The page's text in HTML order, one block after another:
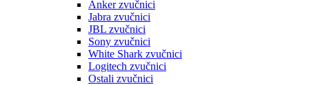
Anker zvučnici
Jabra zvučnici
JBL zvučnici
Sony zvučnici
White Shark zvučnici
Logitech zvučnici
Ostali zvučnici